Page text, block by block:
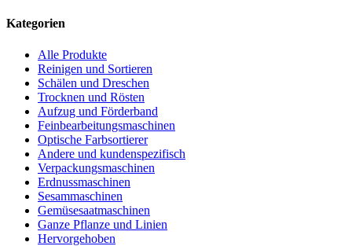
Kategorien
Alle Produkte
Reinigen und Sortieren
Schälen und Dreschen
Trocknen und Rösten
Aufzug und Förderband
Feinbearbeitungsmaschinen
Optische Farbsortierer
Andere und kundenspezifisch
Verpackungsmaschinen
Erdnussmaschinen
Sesammaschinen
Gemüsesaatmaschinen
Ganze Pflanze und Linien
Hervorgehoben